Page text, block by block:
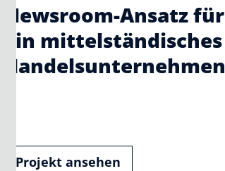
Newsroom-Ansatz für
ein mittelständisches
Handelsunternehmen
Projekt ansehen